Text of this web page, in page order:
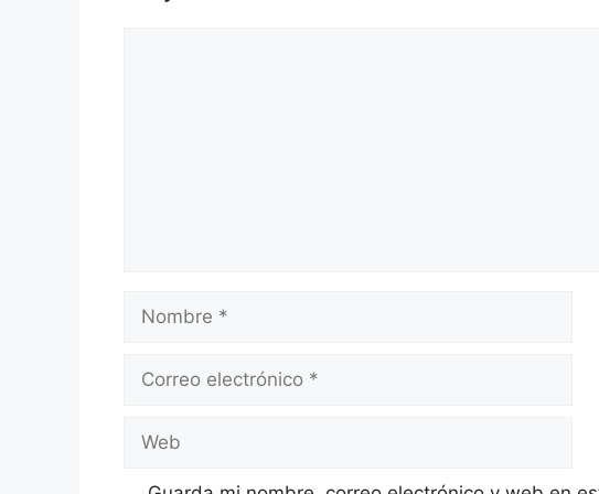
Nombre
Correo
Web